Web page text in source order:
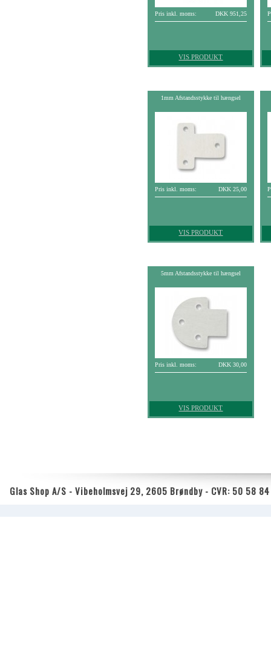
Pris inkl. moms: DKK 951,25
VIS PRODUKT
1mm Afstandsstykke til hængsel
Pris inkl. moms: DKK 25,00
VIS PRODUKT
5mm Afstandsstykke til hængsel
Pris inkl. moms: DKK 30,00
VIS PRODUKT
Glas Shop A/S - Vibeholmsvej 29, 2605 Brøndby - CVR: 50 58